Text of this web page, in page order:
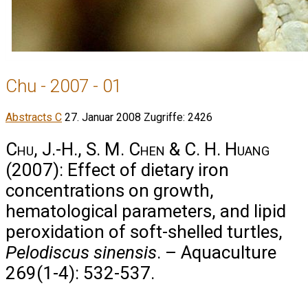
Chu - 2007 - 01
Abstracts C 27. Januar 2008 Zugriffe: 2426
Chu, J.-H., S. M. Chen & C. H. Huang
(2007): Effect of dietary iron
concentrations on growth,
hematological parameters, and lipid
peroxidation of soft-shelled turtles,
Pelodiscus sinensis. – Aquaculture
269(1-4): 532-537.